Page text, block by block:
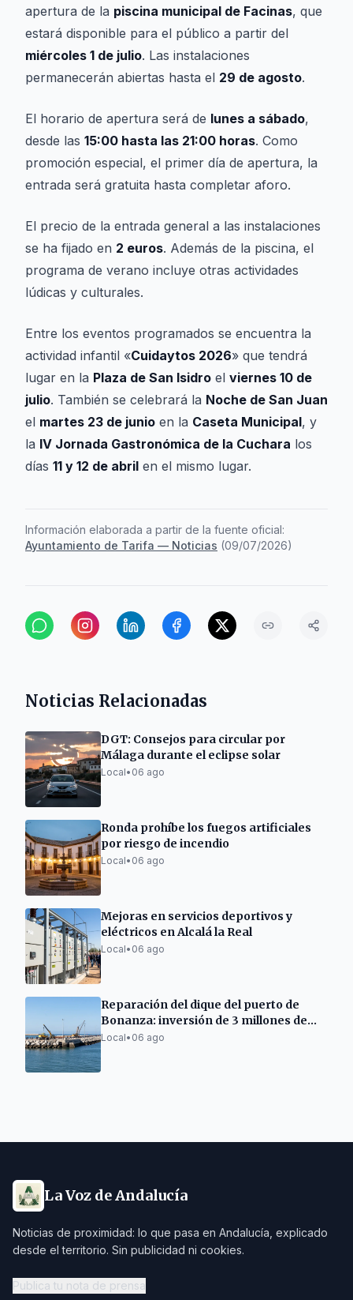
apertura de la piscina municipal de Facinas, que
estará disponible para el público a partir del
miércoles 1 de julio. Las instalaciones
permanecerán abiertas hasta el 29 de agosto.
El horario de apertura será de lunes a sábado,
desde las 15:00 hasta las 21:00 horas. Como
promoción especial, el primer día de apertura, la
entrada será gratuita hasta completar aforo.
El precio de la entrada general a las instalaciones
se ha fijado en 2 euros. Además de la piscina, el
programa de verano incluye otras actividades
lúdicas y culturales.
Entre los eventos programados se encuentra la
actividad infantil «Cuidaytos 2026» que tendrá
lugar en la Plaza de San Isidro el viernes 10 de
julio. También se celebrará la Noche de San Juan
el martes 23 de junio en la Caseta Municipal, y
la IV Jornada Gastronómica de la Cuchara los
días 11 y 12 de abril en el mismo lugar.
Información elaborada a partir de la fuente oficial:
Ayuntamiento de Tarifa — Noticias (09/07/2026)
Noticias Relacionadas
DGT: Consejos para circular por
Málaga durante el eclipse solar
Local• 06 ago
Ronda prohíbe los fuegos artificiales
por riesgo de incendio
Local• 06 ago
Mejoras en servicios deportivos y
eléctricos en Alcalá la Real
Local• 06 ago
Reparación del dique del puerto de
Bonanza: inversión de 3 millones de
euros
Local• 06 ago
La Voz de Andalucía
Noticias de proximidad: lo que pasa en Andalucía, explicado
desde el territorio. Sin publicidad ni cookies.
Publica tu nota de prensa